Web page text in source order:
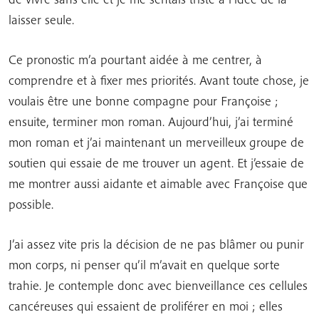
laisser seule.
Ce pronostic m’a pourtant aidée à me centrer, à
comprendre et à fixer mes priorités. Avant toute chose, je
voulais être une bonne compagne pour Françoise ;
ensuite, terminer mon roman. Aujourd’hui, j’ai terminé
mon roman et j’ai maintenant un merveilleux groupe de
soutien qui essaie de me trouver un agent. Et j’essaie de
me montrer aussi aidante et aimable avec Françoise que
possible.
J’ai assez vite pris la décision de ne pas blâmer ou punir
mon corps, ni penser qu’il m’avait en quelque sorte
trahie. Je contemple donc avec bienveillance ces cellules
cancéreuses qui essaient de proliférer en moi ; elles